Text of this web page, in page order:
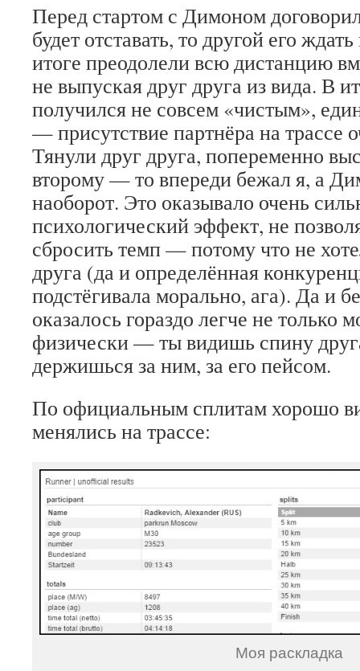
Перед стартом с Димоном
будет отставать, то другой его
итоге преодолели всю дистанцию
не выпуская друг друга из вида. В
получился не совсем «чистым»,
— присутствие партнёра на трассе
Тянули друг друга, попеременно
второму — то впереди бежал я, а
наоборот. Это оказывало очень
психологический эффект, не
сбросить темп — потому что не
друга (да и определённая
подстёгивала морально, ага). Да и
оказалось гораздо легче не только
физически — ты видишь спину
держишься за ним, за его пейсом.
По официальным сплитам хорошо
менялись на трассе:
Моя раскладка